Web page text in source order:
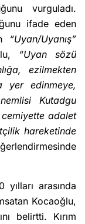
vurguladı.
ifade eden
“Uyan/Uyanış”
“Uyan sözü
ezilmekten
edinmeye,
Kutadgu
adalet
hareketinde
arasında
Kocaoğlu,
belirtti. Kırım